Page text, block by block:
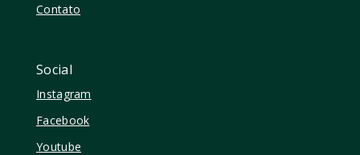
Contato
Social
Instagram
Facebook
Youtube